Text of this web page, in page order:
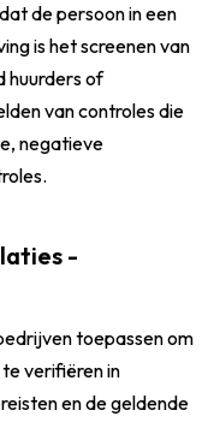
de persoon in een
is het screenen van
huurders of
van controles die
negatieve
.
-
toepassen om
verifiëren in
en de geldende